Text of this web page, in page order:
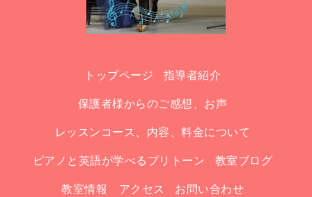
トップページ 指導者紹介
保護者様からのご感想、お声
レッスンコース、内容、料金について
ピアノと英語が学べるプリトーン 教室ブログ
教室情報 アクセス お問い合わせ